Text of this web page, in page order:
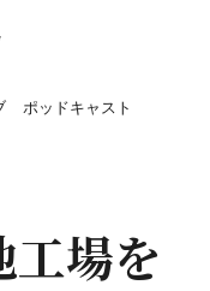
ポッドキャスト
場を